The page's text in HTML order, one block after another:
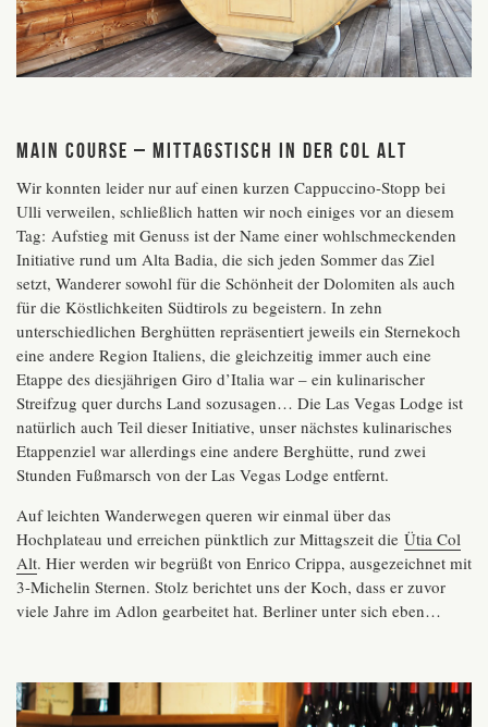
MAIN COURSE – MITTAGSTISCH IN DER COL ALT
Wir konnten leider nur auf einen kurzen Cappuccino-Stopp bei
Ulli verweilen, schließlich hatten wir noch einiges vor an diesem
Tag: Aufstieg mit Genuss ist der Name einer wohlschmeckenden
Initiative rund um Alta Badia, die sich jeden Sommer das Ziel
setzt, Wanderer sowohl für die Schönheit der Dolomiten als auch
für die Köstlichkeiten Südtirols zu begeistern. In zehn
unterschiedlichen Berghütten repräsentiert jeweils ein Sternekoch
eine andere Region Italiens, die gleichzeitig immer auch eine
Etappe des diesjährigen Giro d’Italia war – ein kulinarischer
Streifzug quer durchs Land sozusagen… Die Las Vegas Lodge ist
natürlich auch Teil dieser Initiative, unser nächstes kulinarisches
Etappenziel war allerdings eine andere Berghütte, rund zwei
Stunden Fußmarsch von der Las Vegas Lodge entfernt.
Auf leichten Wanderwegen queren wir einmal über das
Hochplateau und erreichen pünktlich zur Mittagszeit die Ütia Col
Alt. Hier werden wir begrüßt von Enrico Crippa, ausgezeichnet mit
3-Michelin Sternen. Stolz berichtet uns der Koch, dass er zuvor
viele Jahre im Adlon gearbeitet hat. Berliner unter sich eben…